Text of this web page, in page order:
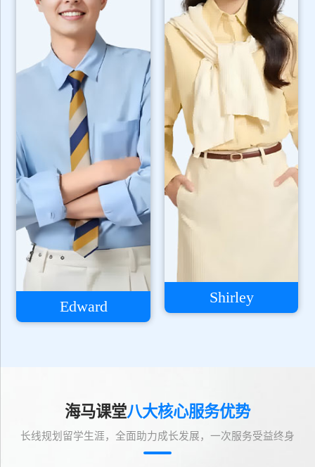
Edward
Shirley
海马课堂八大核心服务优势
长线规划留学生涯，全面助力成长发展，一次服务受益终身